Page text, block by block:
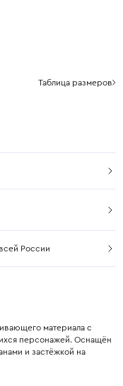
Таблица размеров
России
материала с
персонажей. Оснащён
и застёжкой на